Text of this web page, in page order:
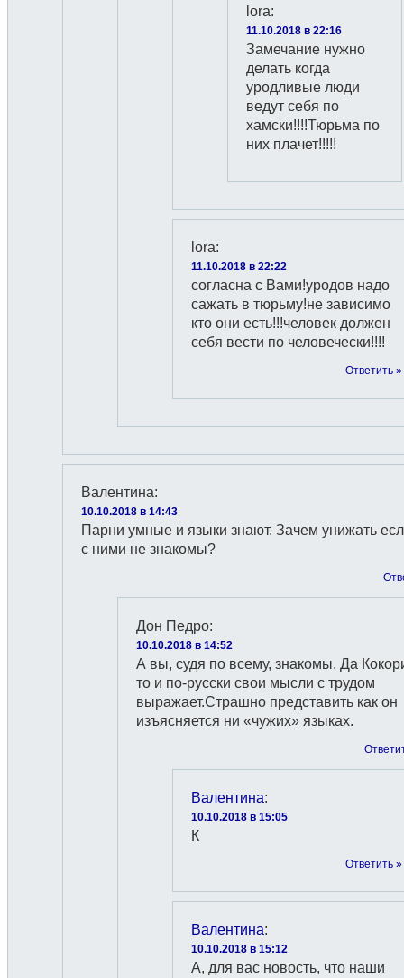
lora:
11.10.2018 в 22:16
Замечание нужно
делать когда
уродливые люди
ведут себя по
хамски!!!!Тюрьма по
них плачет!!!!!
lora:
11.10.2018 в 22:22
согласна с Вами!уродов надо
сажать в тюрьму!не зависимо
кто они есть!!!человек должен
себя вести по человечески!!!!
Ответить »
Валентина:
10.10.2018 в 14:43
Парни умные и языки знают. Зачем унижать
с ними не знакомы?
Дон Педро:
10.10.2018 в 14:52
А вы, судя по всему, знакомы. Да
то и по-русски свои мысли с трудом
выражает.Страшно представить как он
изъясняется ни «чужих» языках.
Валентина:
10.10.2018 в 15:05
К
Ответить »
Валентина:
10.10.2018 в 15:12
А, для вас новость, что наши